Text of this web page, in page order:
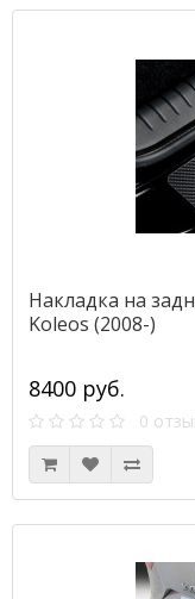
Накладка на
Koleos (2008-)
8400 руб.
0